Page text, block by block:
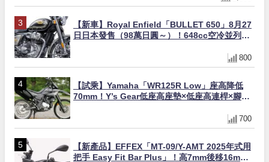
【新車】Royal Enfield「BULLET 650」8月27
日日本發售（98萬日圓～）！648cc空冷並列雙
800
【試乘】Yamaha「WR125R Low」座高降低
70mm！Y’s Gear低座高座墊×低座高連桿×腳踏
700
【新產品】EFFEX「MT-09/Y-AMT 2025年式用
把手 Easy Fit Bar Plus」！高7mm後移16mm